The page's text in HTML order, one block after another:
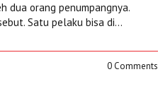
dua orang penumpangnya.
Satu pelaku bisa di...
0 Comments